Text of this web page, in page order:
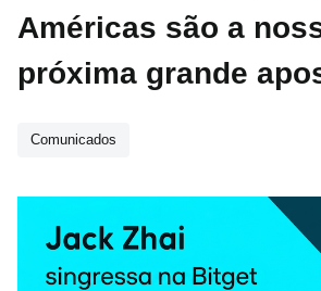
a grande ap
Américas são a
próxima grande
Comunicados